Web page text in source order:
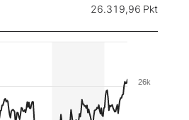
26.319,96 Pkt
26k